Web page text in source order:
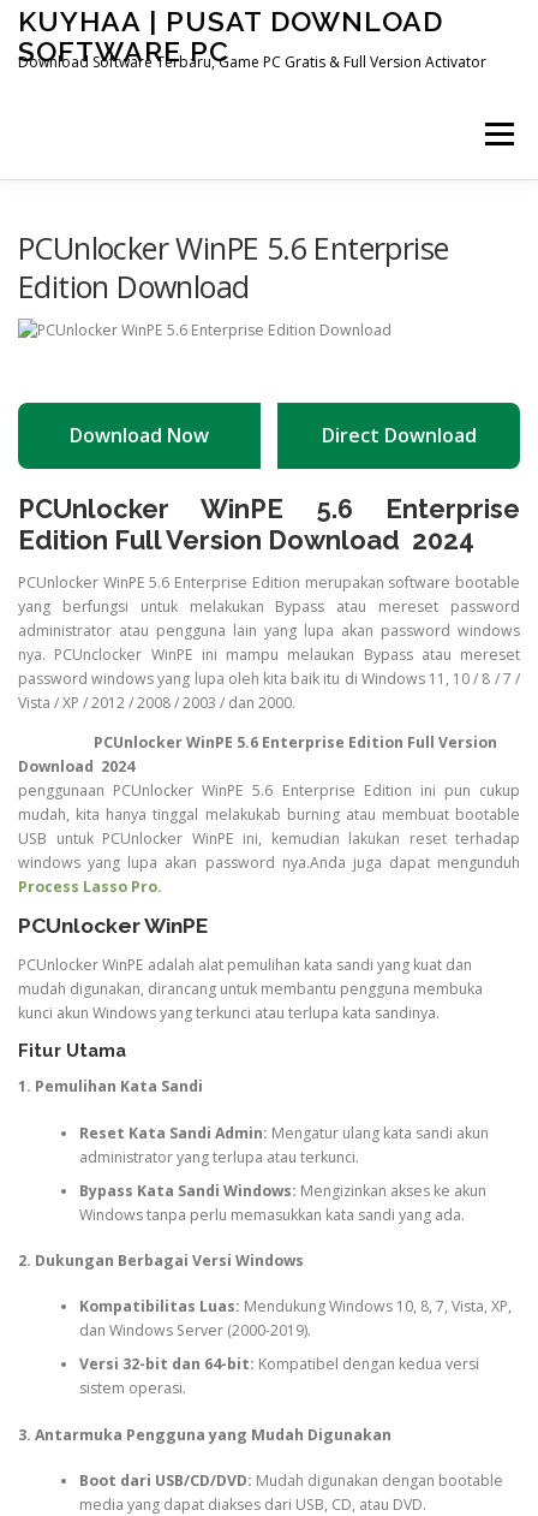
Skip
content
KUYHAA | PUSAT DOWNLOAD
SOFTWARE PC
Download Software Terbaru, Game PC Gratis & Full Version Activator
Menu
PCUnlocker WinPE 5.6 Enterprise
Edition Download
Download Now Direct Download
PCUnlocker WinPE 5.6 Enterprise
Edition Full Version Download 2024
PCUnlocker WinPE 5.6 Enterprise Edition merupakan software bootable
yang berfungsi untuk melakukan Bypass atau mereset password
administrator atau pengguna lain yang lupa akan password windows
nya. PCUnclocker WinPE ini mampu melaukan Bypass atau mereset
password windows yang lupa oleh kita baik itu di Windows 11, 10 / 8 / 7 /
Vista / XP / 2012 / 2008 / 2003 / dan 2000.
PCUnlocker WinPE 5.6 Enterprise Edition Full Version
Download 2024
penggunaan PCUnlocker WinPE 5.6 Enterprise Edition ini pun cukup
mudah, kita hanya tinggal melakukab burning atau membuat bootable
USB untuk PCUnlocker WinPE ini, kemudian lakukan reset terhadap
windows yang lupa akan password nya.Anda juga dapat mengunduh
Process Lasso Pro.
PCUnlocker WinPE
PCUnlocker WinPE adalah alat pemulihan kata sandi yang kuat dan
mudah digunakan, dirancang untuk membantu pengguna membuka
kunci akun Windows yang terkunci atau terlupa kata sandinya.
Fitur Utama
1. Pemulihan Kata Sandi
Reset Kata Sandi Admin: Mengatur ulang kata sandi akun
administrator yang terlupa atau terkunci.
Bypass Kata Sandi Windows: Mengizinkan akses ke akun
Windows tanpa perlu memasukkan kata sandi yang ada.
2. Dukungan Berbagai Versi Windows
Kompatibilitas Luas: Mendukung Windows 10, 8, 7, Vista, XP,
dan Windows Server (2000-2019).
Versi 32-bit dan 64-bit: Kompatibel dengan kedua versi
sistem operasi.
3. Antarmuka Pengguna yang Mudah Digunakan
Boot dari USB/CD/DVD: Mudah digunakan dengan bootable
media yang dapat diakses dari USB, CD, atau DVD.